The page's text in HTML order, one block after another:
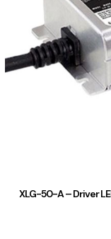
XLG-50-A – Driver